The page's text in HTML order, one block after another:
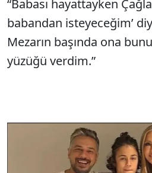
“Babası hayattayken
babandan isteyeceğim’
Mezarın başında ona
yüzüğü verdim.”